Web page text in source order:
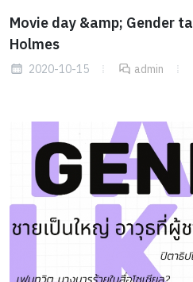
Movie day &amp; Gender
Holmes
2020-10-15 admin